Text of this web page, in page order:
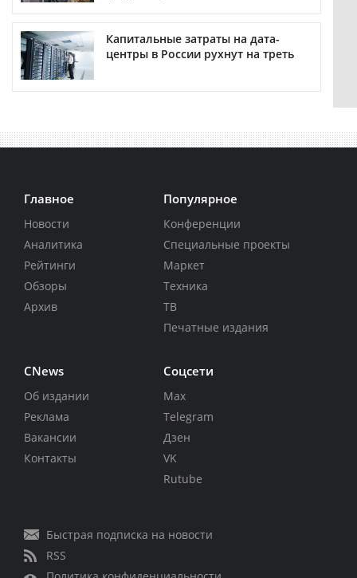
Капитальные затраты на дата-
центры в России рухнут на треть
Главное
Новости
Аналитика
Рейтинги
Обзоры
Архив
Популярное
Конференции
Специальные проекты
Маркет
Техника
ТВ
Печатные издания
CNews
Об издании
Реклама
Вакансии
Контакты
Соцсети
Max
Telegram
Дзен
VK
Rutube
Быстрая подписка на новости
RSS